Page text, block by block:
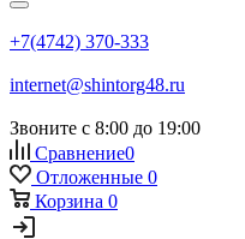
+7(4742) 370-333
internet@shintorg48.ru
Звоните с 8:00 до 19:00
Сравнение0
Отложенные 0
Корзина 0